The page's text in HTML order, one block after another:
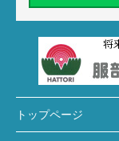
トップページ